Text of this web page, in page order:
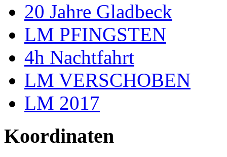
20 Jahre Gladbeck
LM PFINGSTEN
4h Nachtfahrt
LM VERSCHOBEN
LM 2017
Koordinaten